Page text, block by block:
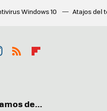
Windows 10 Atajos del
de...